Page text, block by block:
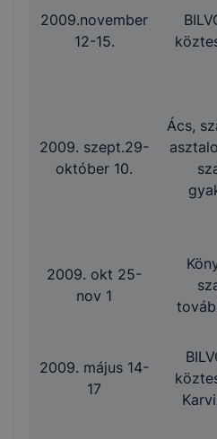
2009.november
12-15.
2009. szept.29-
október 10.
Ács,
2009. okt 25-
nov 1
2009. május 14-
17